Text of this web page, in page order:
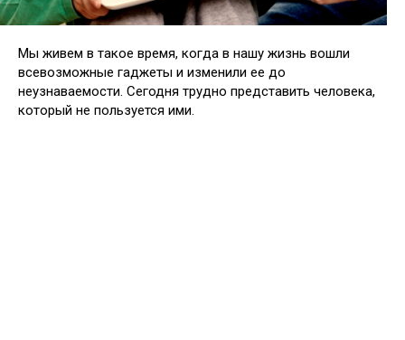
Мы живем в такое время, когда в нашу жизнь вошли
всевозможные гаджеты и изменили ее до
неузнаваемости. Сегодня трудно представить человека,
который не пользуется ими.